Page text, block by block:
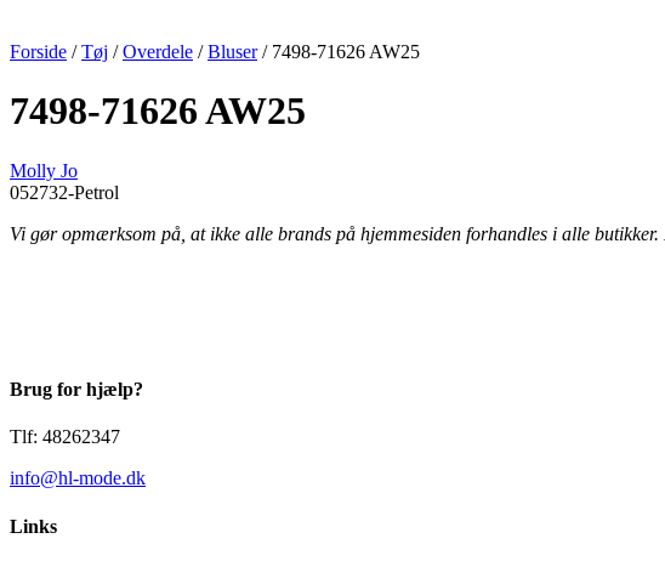
Forside /Tøj /Overdele /Bluser/ 7498-71626 AW25
7498-71626 AW25
Molly Jo
052732-Petrol
Vi gør opmærksom på, at ikke alle brands på hjemmesiden forhandles i alle
Brug for hjælp?
Tlf: 48262347
info@hl-mode.dk
Links